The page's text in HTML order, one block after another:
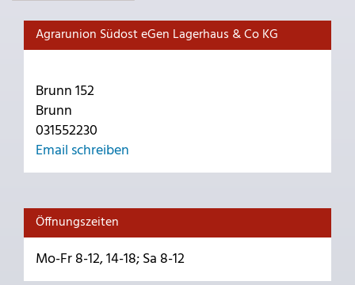
Agrarunion Südost eGen Lagerhaus & Co KG
Brunn 152
Brunn
031552230
Email schreiben
Öffnungszeiten
Mo-Fr 8-12, 14-18; Sa 8-12